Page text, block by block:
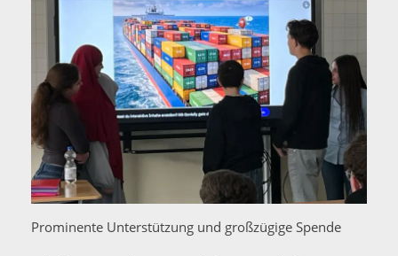
Prominente Unterstützung und großzügige Spende